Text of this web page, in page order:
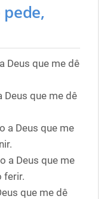
Deus que me dê
Deus que me dê
a Deus que me
a Deus que me
ferir.
que me dê